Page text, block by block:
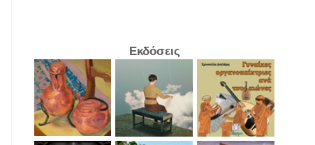
Εκδόσεις